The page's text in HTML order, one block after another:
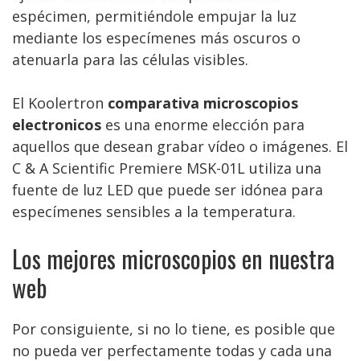
espécimen, permitiéndole empujar la luz
mediante los especímenes más oscuros o
atenuarla para las células visibles.
El Koolertron comparativa microscopios
electronicos es una enorme elección para
aquellos que desean grabar vídeo o imágenes. El
C & A Scientific Premiere MSK-01L utiliza una
fuente de luz LED que puede ser idónea para
especímenes sensibles a la temperatura.
Los mejores microscopios en nuestra
web
Por consiguiente, si no lo tiene, es posible que
no pueda ver perfectamente todas y cada una